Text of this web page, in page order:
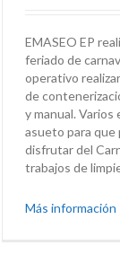
EMASEO EP
feriado de
operativo
de
y manual.
asueto para que
disfrutar del
trabajos de
Más información